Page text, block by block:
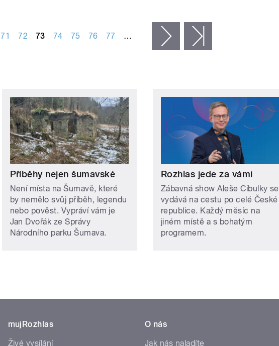
71 72 73 74 75 76 77 … následující ›
Příběhy nejen šumavské
Není místa na Šumavě, které
by nemělo svůj příběh, legendu
nebo pověst. Vypráví vám je
Jan Dvořák ze Správy
Národního parku Šumava.
Rozhlas jede za vámi
Zábavná show Aleše Cibulky se
vydává na cestu po celé České
republice. Každý měsíc na
jiném místě a s bohatým
programem.
mujRozhlas
Živé vysílání
O nás
Jak nás naladíte